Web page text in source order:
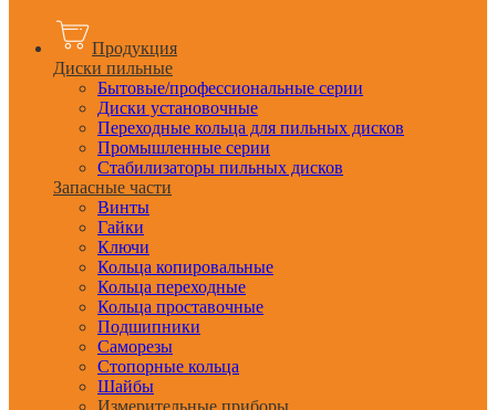
Продукция
Диски пильные
Бытовые/профессиональные серии
Диски установочные
Переходные кольца для пильных дисков
Промышленные серии
Стабилизаторы пильных дисков
Запасные части
Винты
Гайки
Ключи
Кольца копировальные
Кольца переходные
Кольца проставочные
Подшипники
Саморезы
Стопорные кольца
Шайбы
Измерительные приборы